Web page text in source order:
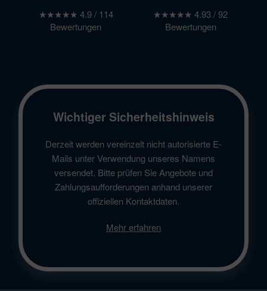
★★★★★ 4.9 / 114
Bewertungen
★★★★★ 4.93 / 92
Bewertungen
Wichtiger Sicherheitshinweis
Derzeit werden vereinzelt nicht autorisierte E-
Mails unter Verwendung unseres Namens
versendet. Bitte prüfen Sie Angebote und
Zahlungsaufforderungen anhand unserer
offiziellen Kontaktdaten.
Mehr erfahren